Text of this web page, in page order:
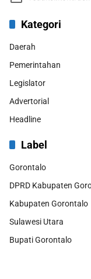
Kategori
Daerah
Pemerintahan
Legislator
Advertorial
Headline
Label
Gorontalo
DPRD Kabupaten
Kabupaten Gorontalo
Sulawesi Utara
Bupati Gorontalo